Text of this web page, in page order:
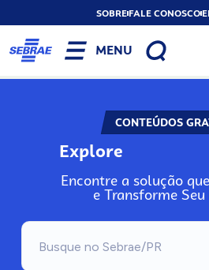
SOBREFALE CONOSCO
MENU
CONTEÚDOS
Explore
Encontre a solução
e Transforme